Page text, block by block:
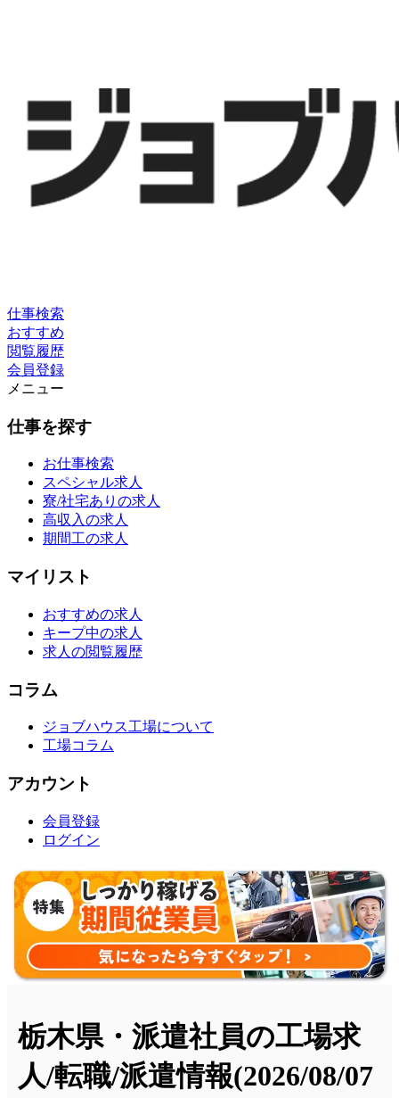
仕事検索
おすすめ
閲覧履歴
会員登録
メニュー
仕事を探す
お仕事検索
スペシャル求人
寮/社宅ありの求人
高収入の求人
期間工の求人
マイリスト
おすすめの求人
キープ中の求人
求人の閲覧履歴
コラム
ジョブハウス工場について
工場コラム
アカウント
会員登録
ログイン
栃木県・派遣社員の工場求
人/転職/派遣情報(2026/08/07